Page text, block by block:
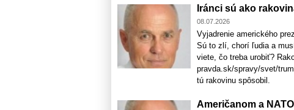
Iránci sú ako
08.07.2026
Vyjadrenie amerického
Sú to zlí, chorí ľudia a
viete, čo treba urobiť?
pravda.sk/spravy/svet/
tú rakovinu spôsobil.
Američanom a